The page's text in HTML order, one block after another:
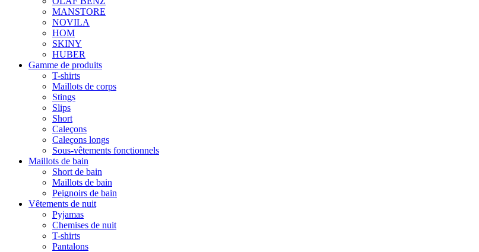
MANSTORE
NOVILA
HOM
SKINY
HUBER
Gamme de produits
T-shirts
Maillots de corps
Stings
Slips
Short
Caleçons
Caleçons longs
Sous-vêtements fonctionnels
Maillots de bain
Short de bain
Maillots de bain
Peignoirs de bain
Vêtements de nuit
Pyjamas
Chemises de nuit
T-shirts
Pantalons